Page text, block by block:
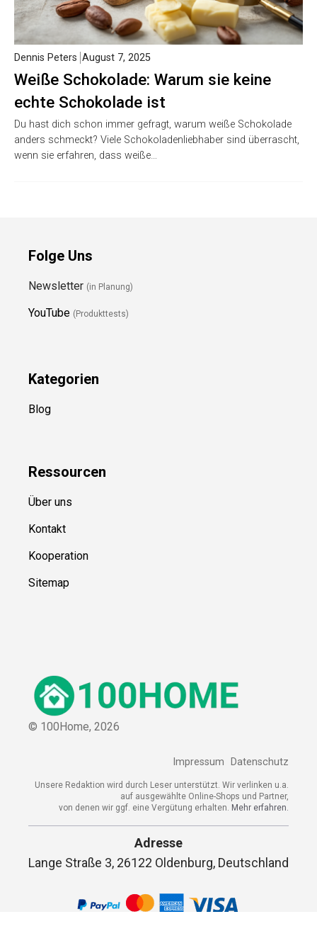
Weiße Schokolade: Warum sie keine
echte Schokolade ist
Dennis Peters August 7, 2025
Du hast dich schon immer gefragt, warum weiße Schokolade
anders schmeckt? Viele Schokoladenliebhaber sind überrascht,
wenn sie erfahren, dass weiße…
Folge Uns
Newsletter (in Planung)
YouTube (Produkttests)
Kategorien
Blog
Ressourcen
Über uns
Kontakt
Kooperation
Sitemap
© 100Home, 2026
Impressum Datenschutz
Unsere Redaktion wird durch Leser unterstützt. Wir verlinken u.a.
auf ausgewählte Online-Shops und Partner,
von denen wir ggf. eine Vergütung erhalten. Mehr erfahren.
Adresse
Lange Straße 3, 26122 Oldenburg, Deutschland